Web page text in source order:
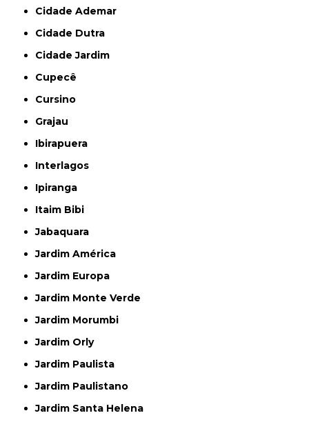
Cidade Ademar
Cidade Dutra
Cidade Jardim
Cupecê
Cursino
Grajau
Ibirapuera
Interlagos
Ipiranga
Itaim Bibi
Jabaquara
Jardim América
Jardim Europa
Jardim Monte Verde
Jardim Morumbi
Jardim Orly
Jardim Paulista
Jardim Paulistano
Jardim Santa Helena